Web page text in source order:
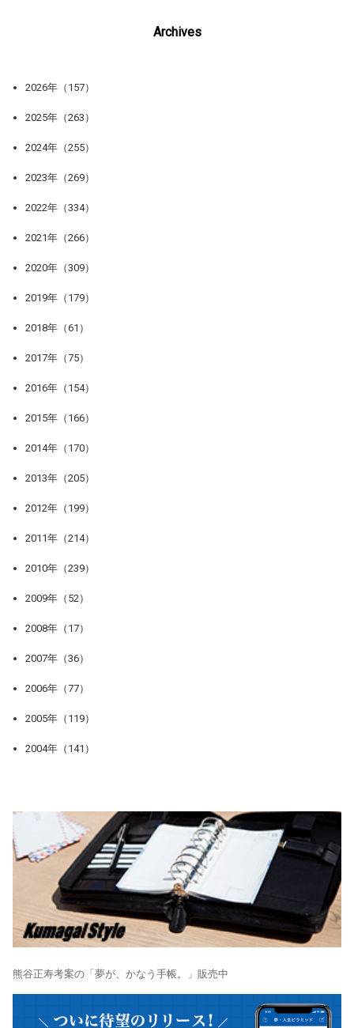
Archives
2026年（157）
2025年（263）
2024年（255）
2023年（269）
2022年（334）
2021年（266）
2020年（309）
2019年（179）
2018年（61）
2017年（75）
2016年（154）
2015年（166）
2014年（170）
2013年（205）
2012年（199）
2011年（214）
2010年（239）
2009年（52）
2008年（17）
2007年（36）
2006年（77）
2005年（119）
2004年（141）
熊谷正寿考案の「夢が、かなう手帳。」販売中